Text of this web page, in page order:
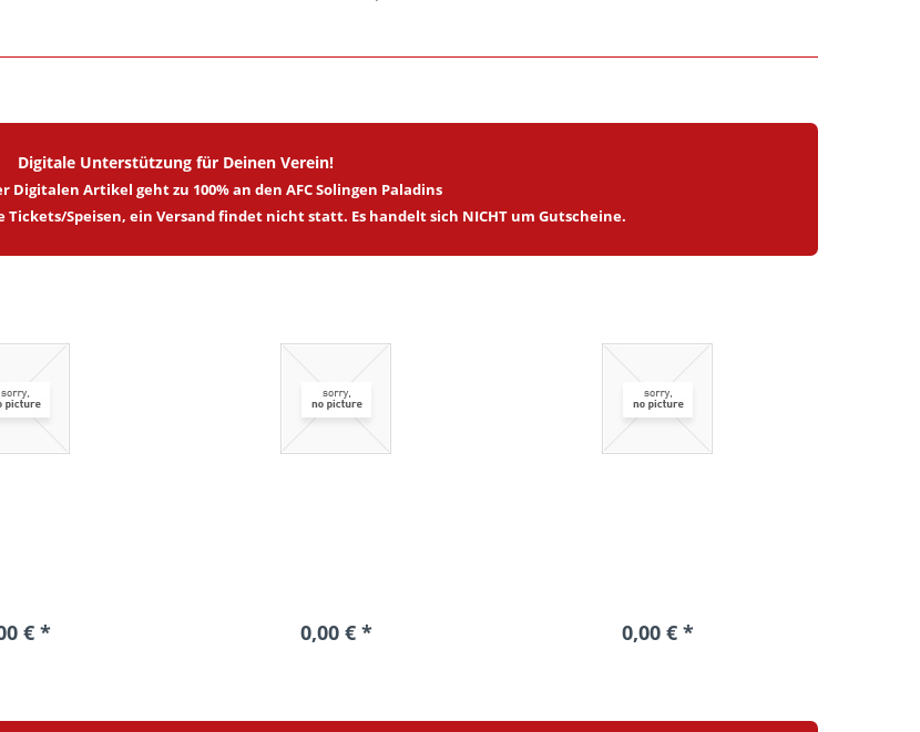
€ * 0,00 € *
Digitale Unterstützung für Deinen Verein!
Digitalen Artikel geht zu 100% an den AFC Solingen Paladins
Tickets/Speisen, ein Versand findet nicht statt. Es handelt sich NICHT um Gutscheine.
0,00 € *